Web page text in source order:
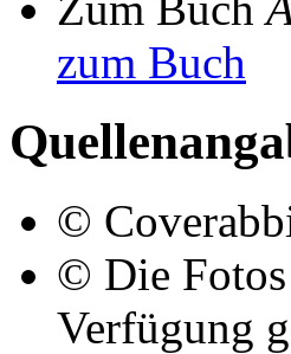
zum Buch
©
© Die Fotos
Verfügung